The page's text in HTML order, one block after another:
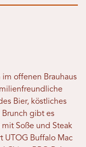
im offenen Brauhaus
Bier, köstliches
Brunch gibt es
mit Soße und Steak
UTOG Buffalo Mac